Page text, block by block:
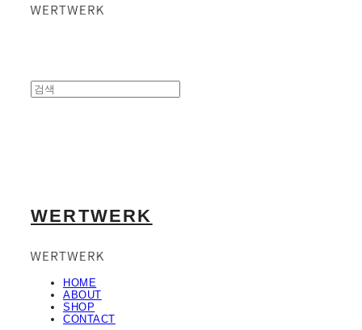
WERTWERK
HOME
ABOUT
SHOP
CONTACT